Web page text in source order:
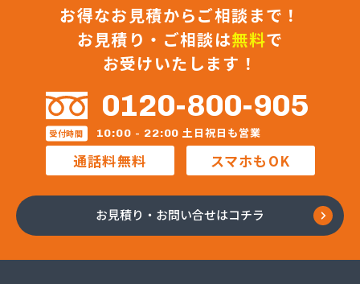
お得なお見積からご相談まで！
お見積り・ご相談は無料で
お受けいたします！
0120-800-905
受付時間 10:00 - 22:00 土日祝日も営業
通話料無料 スマホもOK
お見積り・お問い合せはコチラ